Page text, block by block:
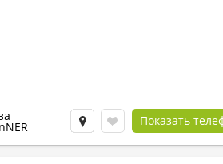
Показать